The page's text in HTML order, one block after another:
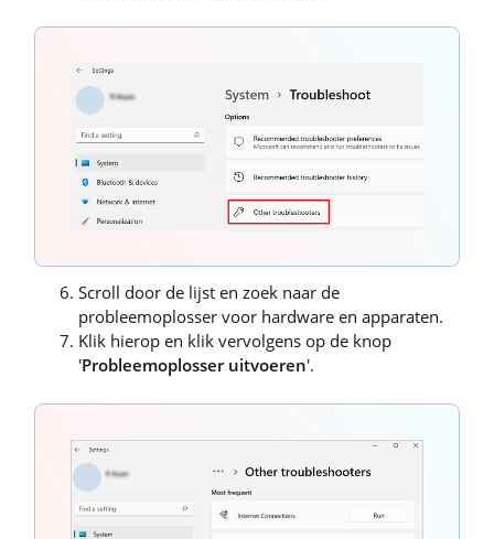
Scroll door de lijst en zoek naar de
probleemoplosser voor hardware en apparaten.
Klik hierop en klik vervolgens op de knop
'Probleemoplosser uitvoeren'.